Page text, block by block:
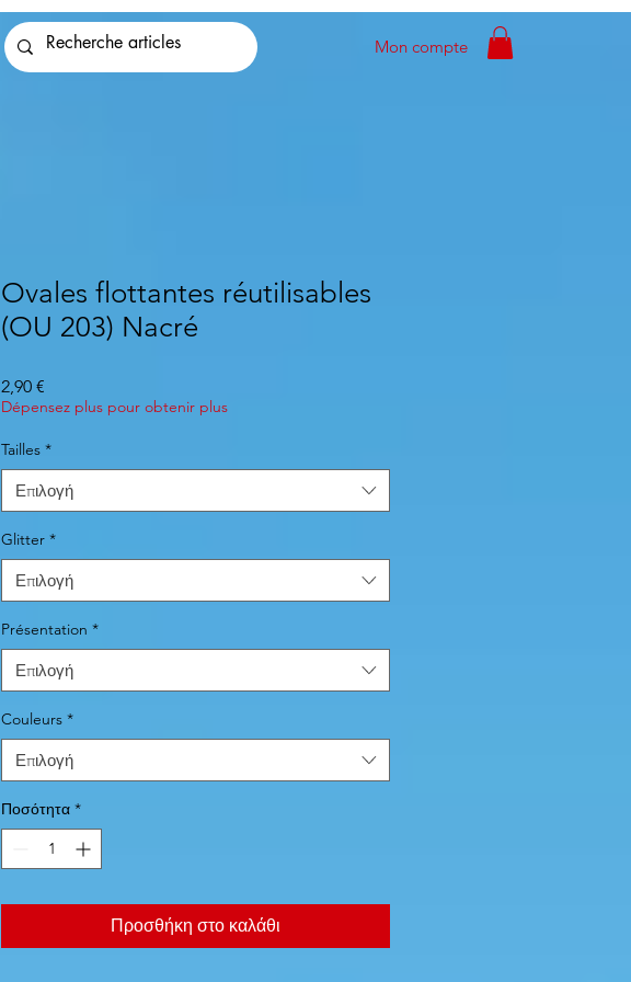
Mon compte
Ovales flottantes réutilisables
(OU 203) Nacré
2,90 €
Dépensez plus pour obtenir plus
Tailles *
Επιλογή
Glitter *
Επιλογή
Présentation *
Επιλογή
Couleurs *
Επιλογή
Ποσότητα *
Προσθήκη στο καλάθι